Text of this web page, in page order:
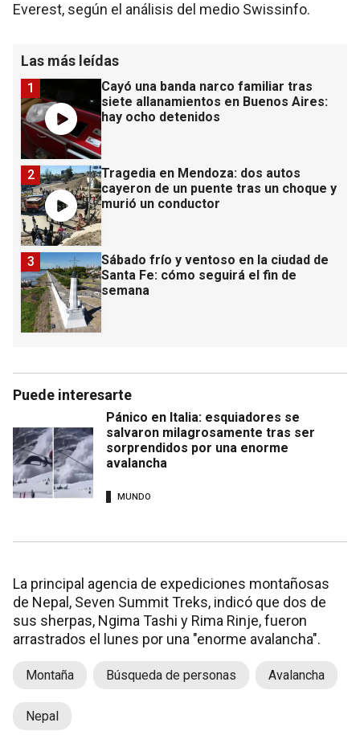
Everest, según el análisis del medio Swissinfo.
Las más leídas
Cayó una banda narco familiar tras
siete allanamientos en Buenos Aires:
hay ocho detenidos
1
Tragedia en Mendoza: dos autos
cayeron de un puente tras un choque y
murió un conductor
2
Sábado frío y ventoso en la ciudad de
Santa Fe: cómo seguirá el fin de
semana
3
Puede interesarte
Pánico en Italia: esquiadores se
salvaron milagrosamente tras ser
sorprendidos por una enorme
avalancha
MUNDO
La principal agencia de expediciones montañosas
de Nepal, Seven Summit Treks, indicó que dos de
sus sherpas, Ngima Tashi y Rima Rinje, fueron
arrastrados el lunes por una "enorme avalancha".
Montaña Búsqueda de personas Avalancha
Nepal